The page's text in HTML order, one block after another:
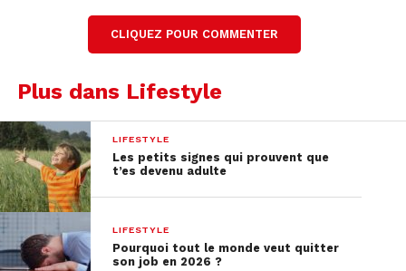
CLIQUEZ POUR COMMENTER
Plus dans Lifestyle
LIFESTYLE
Les petits signes qui prouvent que
t’es devenu adulte
LIFESTYLE
Pourquoi tout le monde veut quitter
son job en 2026 ?